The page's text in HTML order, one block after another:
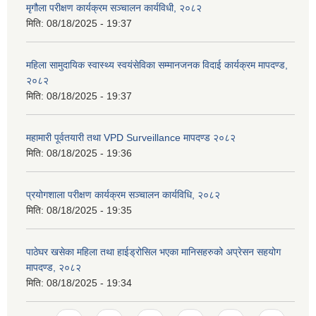
मृगौला परीक्षण कार्यक्रम सञ्चालन कार्यविधी, २०८२
मिति: 08/18/2025 - 19:37
महिला सामुदायिक स्वास्थ्य स्वयंसेविका सम्मानजनक विदाई कार्यक्रम मापदण्ड,
२०८२
मिति: 08/18/2025 - 19:37
महामारी पूर्वतयारी तथा VPD Surveillance मापदण्ड २०८२
मिति: 08/18/2025 - 19:36
प्रयोगशाला परीक्षण कार्यक्रम सञ्चालन कार्यविधि, २०८२
मिति: 08/18/2025 - 19:35
पाठेघर खसेका महिला तथा हाईड्रोसिल भएका मानिसहरुको अप्रेसन सहयोग
मापदण्ड, २०८२
मिति: 08/18/2025 - 19:34